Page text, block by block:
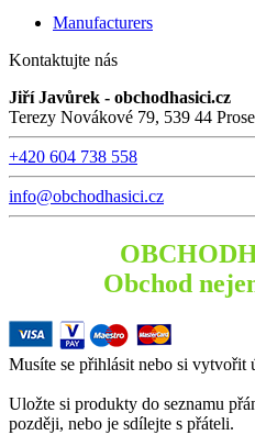
Manufacturers
Kontaktujte nás
Jiří Javůrek - obchodhasici.cz
Terezy Novákové 79, 539 44
+420 604 738 558
info@obchodhasici.cz
Obchod
Musíte se přihlásit nebo si vytvořit
Uložte si produkty do seznamu
později, nebo je sdílejte s přáteli.